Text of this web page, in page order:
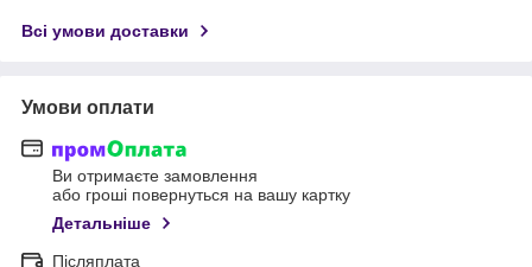
Всі умови доставки
Умови оплати
Ви отримаєте замовлення
або гроші повернуться на вашу картку
Детальніше
Післяплата